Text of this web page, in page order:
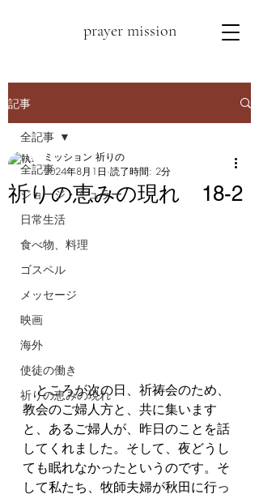
prayer mission
記事
全記事
ジョージ・ミュラー
日常生活
食べ物、料理
ゴスペル
メッセージ
映画
海外
使徒の働き
祈りの恵みの現れ
全記事
祈りの恵みの現れ 18-2
ミッション 祈りの
2024年8月1日 読了時間: 2分
ところが次の日、祈祷会のため、
教会のご婦人方と、共に集います
と、あるご婦人が、昨日のことを話
してくれました。そして、夜どうし
ても眠れなかったというのです。そ
して私たち、牧師夫婦が秋田に行っ